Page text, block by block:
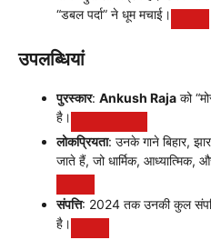
“डबल पर्दा” ने धूम मचाई।
उपलब्धियां
पुरस्कार: Ankush Raja को
है।
लोकप्रियता: उनके गाने बिहार,
जाते हैं, जो धार्मिक, आध्यात्मिक,
संपत्ति: 2024 तक उनकी कुल
है।